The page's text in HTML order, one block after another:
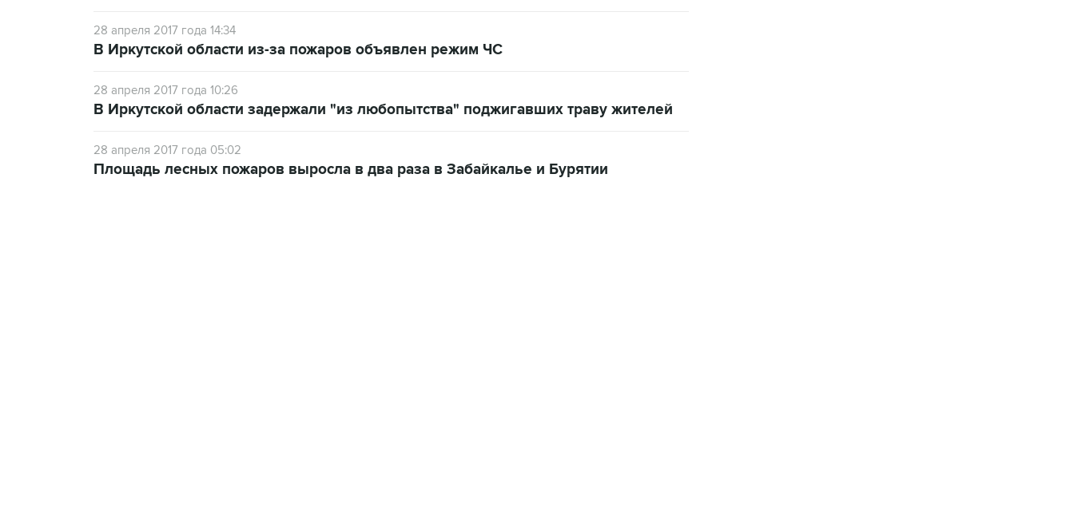
28 апреля 2017 года 14:34
В Иркутской области из-за пожаров объявлен режим ЧС
28 апреля 2017 года 10:26
В Иркутской области задержали "из любопытства" поджигавших траву жителей
28 апреля 2017 года 05:02
Площадь лесных пожаров выросла в два раза в Забайкалье и Бурятии